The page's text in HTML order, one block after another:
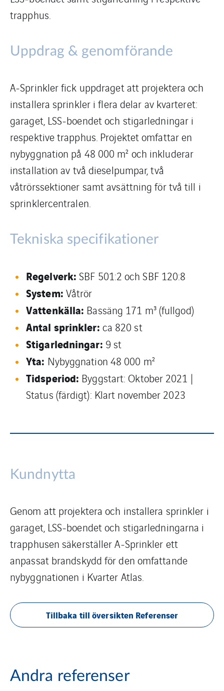
trapphus.
Uppdrag & genomförande
A‑Sprinkler fick uppdraget att projektera och
installera sprinkler i flera delar av kvarteret:
garaget, LSS‑boendet och stigarledningar i
respektive trapphus. Projektet omfattar en
nybyggnation på 48 000 m² och inkluderar
installation av två dieselpumpar, två
våtrörssektioner samt avsättning för två till i
sprinklercentralen.
Tekniska specifikationer
Regelverk: SBF 501:2 och SBF 120:8
System: Våtrör
Vattenkälla: Bassäng 171 m³ (fullgod)
Antal sprinkler: ca 820 st
Stigarledningar: 9 st
Yta: Nybyggnation 48 000 m²
Tidsperiod: Byggstart: Oktober 2021 |
Status (färdigt): Klart november 2023
Kundnytta
Genom att projektera och installera sprinkler i
garaget, LSS‑boendet och stigarledningarna i
trapphusen säkerställer A‑Sprinkler ett
anpassat brandskydd för den omfattande
nybyggnationen i Kvarter Atlas.
Tillbaka till översikten Referenser
Andra referenser